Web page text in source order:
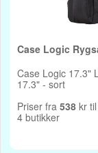
Case Logic 17.3"
17.3" - sort
Priser fra 538 kr til
4 butikker